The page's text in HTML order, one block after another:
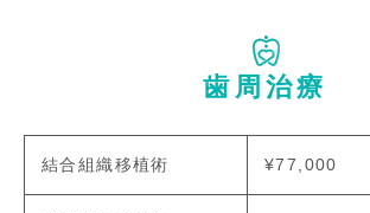
歯周治療
結合組織移植術 ¥77,000